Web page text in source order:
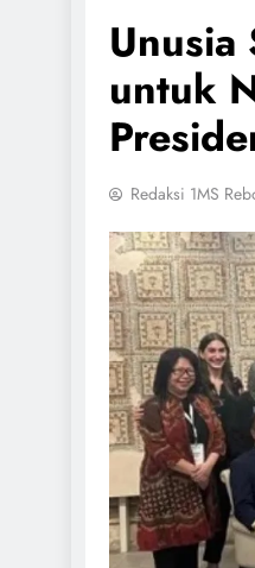
Unusia
untuk
Redaksi 1MS